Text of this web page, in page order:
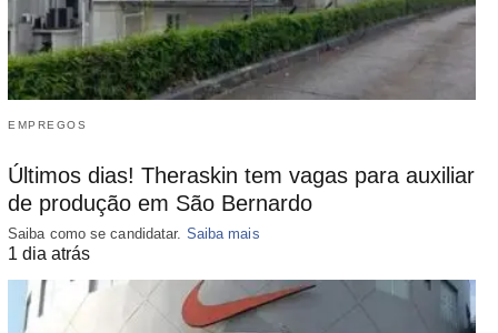
EMPREGOS
Últimos dias! Theraskin tem vagas para auxiliar
de produção em São Bernardo
Saiba como se candidatar. Saiba mais
1 dia atrás